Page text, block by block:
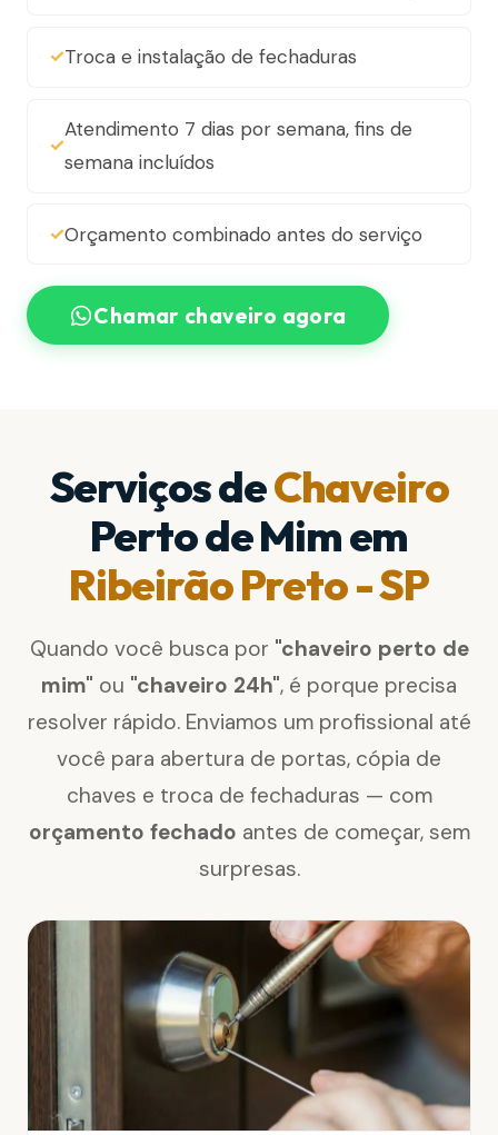
Troca e instalação de fechaduras
Atendimento 7 dias por semana, fins de
semana incluídos
Orçamento combinado antes do serviço
Chamar chaveiro agora
Serviços deChaveiro
Perto de Mim em
Ribeirão Preto - SP
Quando você busca por "chaveiro perto de
mim" ou "chaveiro 24h", é porque precisa
resolver rápido. Enviamos um profissional até
você para abertura de portas, cópia de
chaves e troca de fechaduras — com
orçamento fechado antes de começar, sem
surpresas.